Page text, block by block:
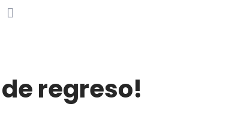
regreso!